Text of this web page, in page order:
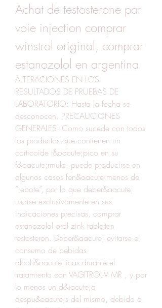
Achat de testosterone par
voie injection comprar
winstrol original, comprar
estanozolol en argentina
ALTERACIONES EN LOS
RESULTADOS DE PRUEBAS DE
LABORATORIO: Hasta la fecha se
desconocen. PRECAUCIONES
GENERALES: Como sucede con todos
los productos que contienen un
corticoide t&oacute;pico en su
f&oacute;rmula, puede producirse en
algunos casos fen&oacute;menos de
“rebote”, por lo que deber&aacute;
usarse exclusivamente en sus
indicaciones precisas, comprar
estanozolol oral zink tabletten
testosteron. Deber&aacute; evitarse el
consumo de bebidas
alcoh&oacute;licas durante el
tratamiento con VAGITROL-V MR , y por
lo menos un d&iacute;a
despu&eacute;s del mismo, debido a